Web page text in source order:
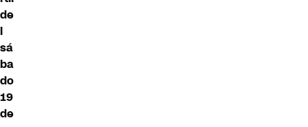
de
l
sá
ba
do
19
de